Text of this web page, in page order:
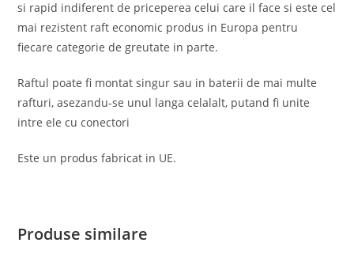
si rapid indiferent de priceperea celui care il face si este cel
mai rezistent raft economic produs in Europa pentru
fiecare categorie de greutate in parte.
Raftul poate fi montat singur sau in baterii de mai multe
rafturi, asezandu-se unul langa celalalt, putand fi unite
intre ele cu conectori
Este un produs fabricat in UE.
Produse similare